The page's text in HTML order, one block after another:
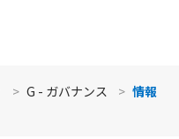
G - ガバナンス
情報